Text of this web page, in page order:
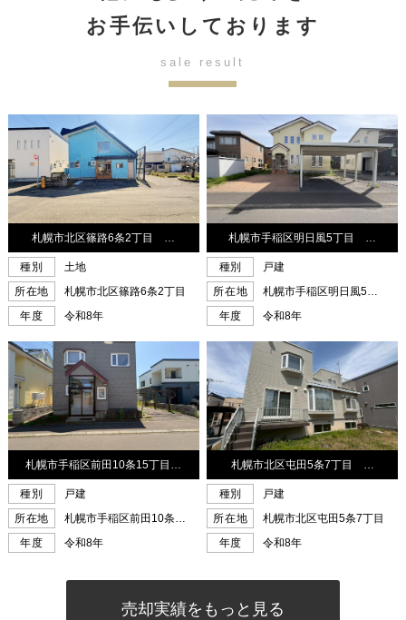
お手伝いしております
sale result
売却実績をもっと見る